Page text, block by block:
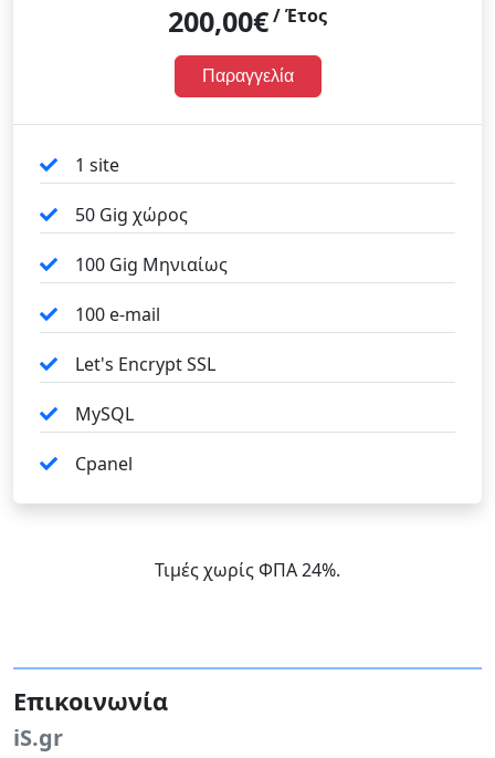
200,00€/ Έτος
Παραγγελία
1 site
50 Gig χώρος
100 Gig Μηνιαίως
100 e-mail
Let's Encrypt SSL
MySQL
Cpanel
Τιμές χωρίς ΦΠΑ 24%.
Επικοινωνία
iS.gr